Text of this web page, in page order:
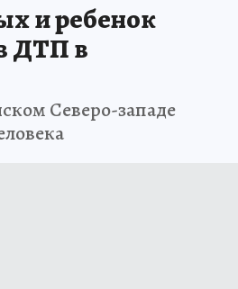
и ребенок
ДТП в
Северо-западе